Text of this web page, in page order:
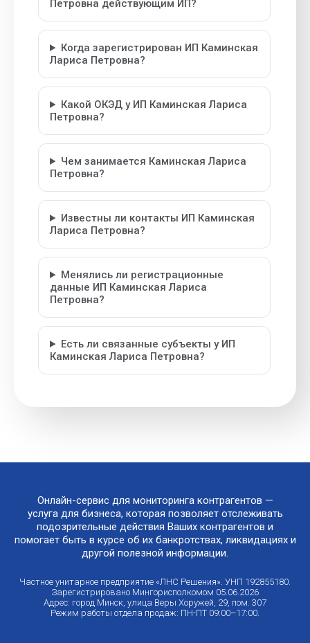
Петровна действующим ИП?
Когда зарегистрирован ИП Каминская
Лариса Петровна?
Какой ОКЭД у ИП Каминская Лариса
Петровна?
Чем занимается Каминская Лариса
Петровна?
Известны ли контакты ИП Каминская
Лариса Петровна?
Менялись ли регистрационные
данные ИП Каминская Лариса
Петровна?
Есть ли связанные субъекты у ИП
Каминская Лариса Петровна?
Онлайн-сервис для мониторинга контрагентов —
услуга для бизнеса, которая позволяет отслеживать
подозрительные действия Ваших контрагентов и
помогает быть в курсе об их банкротствах, ликвидациях и
другой полезной информации.
Частное унитарное предприятие «ЛНС Решения». УНП 192855180.
Зарегистрировано Мингорисполкомом 05.06.2026
Адрес: город Минск, улица Веры Хоружей, 29, пом. 307
Режим работы отдела продаж: ПН-ПТ 09:00–17:00.